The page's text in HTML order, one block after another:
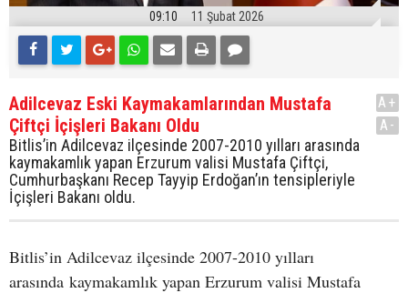
09:10 11 Şubat 2026
Adilcevaz Eski Kaymakamlarından Mustafa
Çiftçi İçişleri Bakanı Oldu
Bitlis’in Adilcevaz ilçesinde 2007-2010 yılları arasında
kaymakamlık yapan Erzurum valisi Mustafa Çiftçi,
Cumhurbaşkanı Recep Tayyip Erdoğan’ın tensipleriyle
İçişleri Bakanı oldu.
A+
A-
Bitlis’in Adilcevaz ilçesinde 2007-2010 yılları
arasında kaymakamlık yapan Erzurum valisi Mustafa